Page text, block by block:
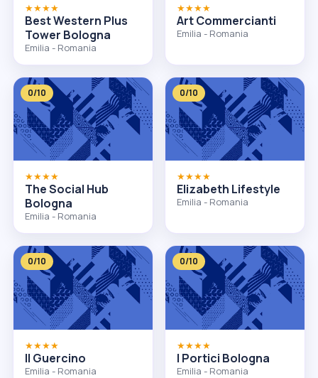
★★★★
Best Western Plus
Tower Bologna
Emilia - Romania
★★★★
Art Commercianti
Emilia - Romania
0/10
★★★★
The Social Hub
Bologna
Emilia - Romania
0/10
★★★★
Elizabeth Lifestyle
Emilia - Romania
0/10
★★★★
II Guercino
Emilia - Romania
0/10
★★★★
I Portici Bologna
Emilia - Romania